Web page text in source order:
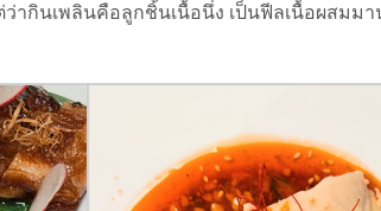
ว่ากินเพลินคือลูกชิ้นเนื้อนึ่ง เป็นฟีลเนื้อผสม